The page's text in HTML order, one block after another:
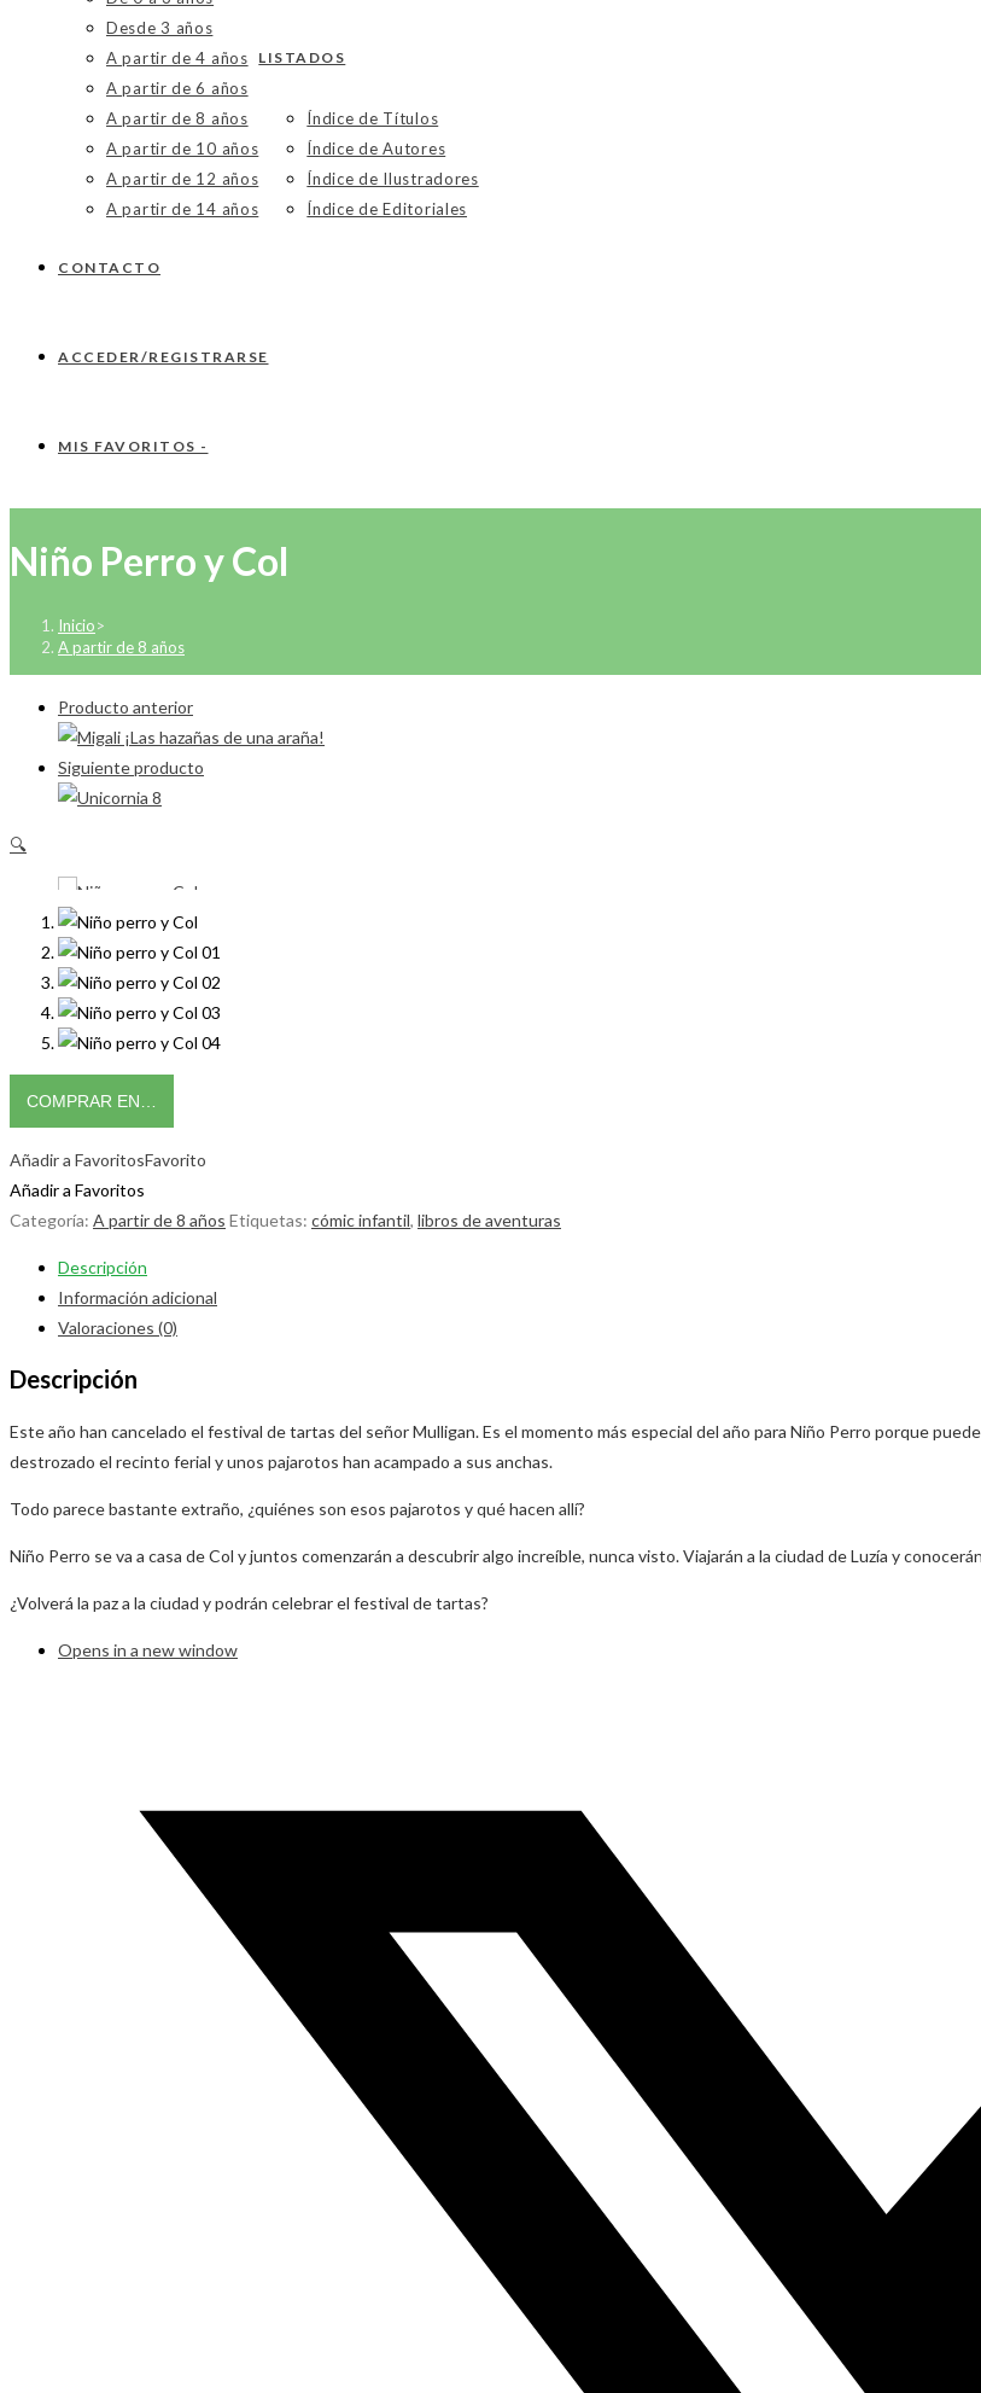
Desde 3 años
A partir de 4 años
A partir de 6 años
A partir de 8 años
A partir de 10 años
A partir de 12 años
A partir de 14 años
LISTADOS
Índice de Títulos
Índice de Autores
Índice de Ilustradores
Índice de Editoriales
CONTACTO
ACCEDER/REGISTRARSE
MIS FAVORITOS -
Niño Perro y Col
Inicio>
A partir de 8 años
Producto anterior
Siguiente producto
🔍
COMPRAR EN…
Añadir a FavoritosFavorito
Añadir a Favoritos
Categoría: A partir de 8 años Etiquetas: cómic infantil, libros de aventuras
Descripción
Información adicional
Valoraciones (0)
Descripción
Este año han cancelado el festival de tartas del señor Mulligan. Es el momento más especial del año para Niño Perro porque
destrozado el recinto ferial y unos pajarotos han acampado a sus anchas.
Todo parece bastante extraño, ¿quiénes son esos pajarotos y qué hacen allí?
Niño Perro se va a casa de Col y juntos comenzarán a descubrir algo increíble, nunca visto. Viajarán a la ciudad de Luzía y
¿Volverá la paz a la ciudad y podrán celebrar el festival de tartas?
Opens in a new window